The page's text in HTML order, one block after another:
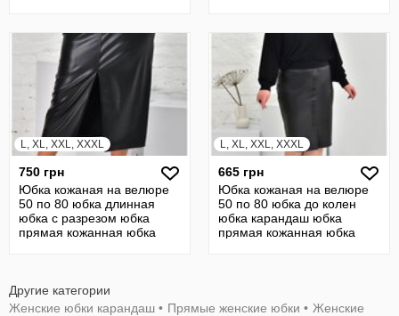
L, XL, XXL, XXXL
750 грн
Юбка кожаная на велюре
50 по 80 юбка длинная
юбка с разрезом юбка
прямая кожанная юбка
L, XL, XXL, XXXL
665 грн
Юбка кожаная на велюре
50 по 80 юбка до колен
юбка карандаш юбка
прямая кожанная юбка
Другие категории
Женские юбки карандаш • Прямые женские юбки • Женские